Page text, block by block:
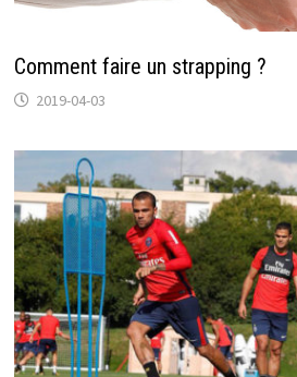
Comment faire un strapping ?
2019-04-03